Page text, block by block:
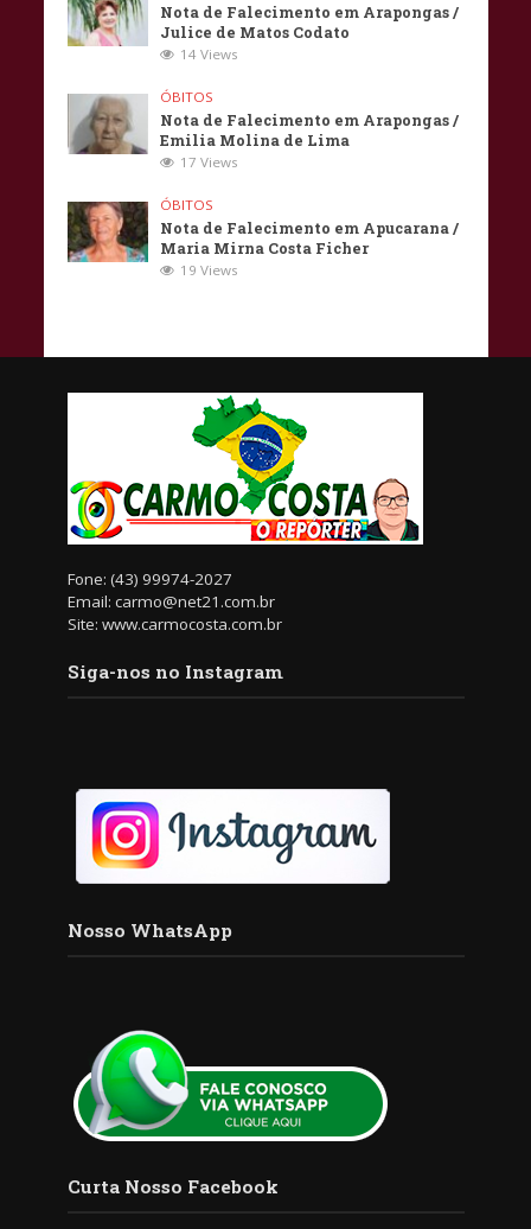
Nota de Falecimento em Arapongas /
Julice de Matos Codato
14 Views
ÓBITOS
Nota de Falecimento em Arapongas /
Emilia Molina de Lima
17 Views
ÓBITOS
Nota de Falecimento em Apucarana /
Maria Mirna Costa Ficher
19 Views
Fone: (43) 99974-2027
Email: carmo@net21.com.br
Site: www.carmocosta.com.br
Siga-nos no Instagram
Nosso WhatsApp
Curta Nosso Facebook